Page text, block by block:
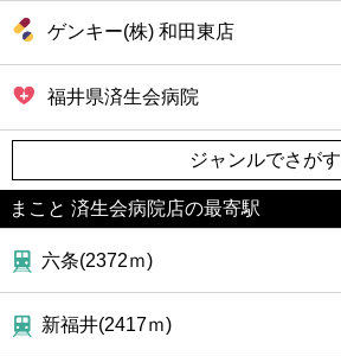
ゲンキー(株) 和田東店
福井県済生会病院
ジャンルでさがす
まこと 済生会病院店の最寄駅
六条(2372ｍ)
新福井(2417ｍ)